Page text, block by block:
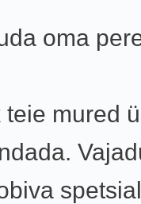
oma
teie mured